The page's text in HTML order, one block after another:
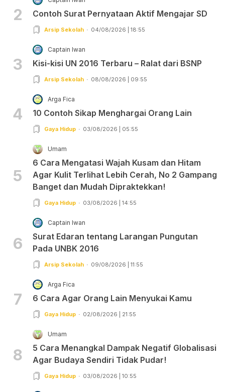
2 Contoh Surat Pernyataan Aktif Mengajar SD
Arsip Sekolah 04/08/2026 | 18:55
3
Captain Iwan
Kisi-kisi UN 2016 Terbaru – Ralat dari BSNP
Arsip Sekolah 08/08/2026 | 09:55
4
Arga Fica
10 Contoh Sikap Menghargai Orang Lain
Gaya Hidup 03/08/2026 | 05:55
5
Umam
6 Cara Mengatasi Wajah Kusam dan Hitam
Agar Kulit Terlihat Lebih Cerah, No 2 Gampang
Banget dan Mudah Dipraktekkan!
Gaya Hidup 03/08/2026 | 14:55
6
Captain Iwan
Surat Edaran tentang Larangan Pungutan
Pada UNBK 2016
Arsip Sekolah 09/08/2026 | 11:55
7
Arga Fica
6 Cara Agar Orang Lain Menyukai Kamu
Gaya Hidup 02/08/2026 | 21:55
8
Umam
5 Cara Menangkal Dampak Negatif Globalisasi
Agar Budaya Sendiri Tidak Pudar!
Gaya Hidup 03/08/2026 | 10:55